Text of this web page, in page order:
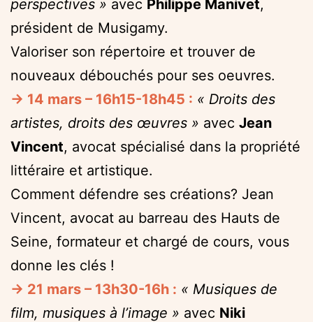
perspectives » avec Philippe Manivet,
président de Musigamy.
Valoriser son répertoire et trouver de
nouveaux débouchés pour ses oeuvres.
→ 14 mars – 16h15-18h45 : « Droits des
artistes, droits des œuvres » avec Jean
Vincent, avocat spécialisé dans la propriété
littéraire et artistique.
Comment défendre ses créations? Jean
Vincent, avocat au barreau des Hauts de
Seine, formateur et chargé de cours, vous
donne les clés !
→ 21 mars – 13h30-16h : « Musiques de
film, musiques à l’image » avec Niki